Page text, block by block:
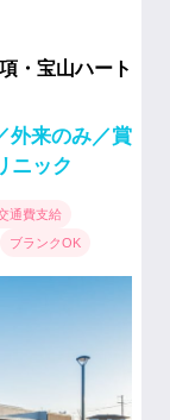
・宝山ハート
外来のみ／賞
ニック
通費支給
ブランクOK